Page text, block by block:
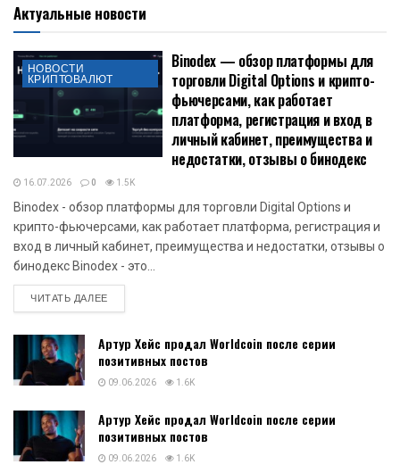
Актуальные новости
НОВОСТИ
КРИПТОВАЛЮТ
Binodex — обзор платформы для
торговли Digital Options и крипто-
фьючерсами, как работает
платформа, регистрация и вход в
личный кабинет, преимущества и
недостатки, отзывы о бинодекс
16.07.2026 0 1.5K
Binodex - обзор платформы для торговли Digital Options и
крипто-фьючерсами, как работает платформа, регистрация и
вход в личный кабинет, преимущества и недостатки, отзывы о
бинодекс Binodex - это...
ЧИТАТЬ ДАЛЕЕDETAILS
Артур Хейс продал Worldcoin после серии
позитивных постов
09.06.2026 1.6K
Артур Хейс продал Worldcoin после серии
позитивных постов
09.06.2026 1.6K